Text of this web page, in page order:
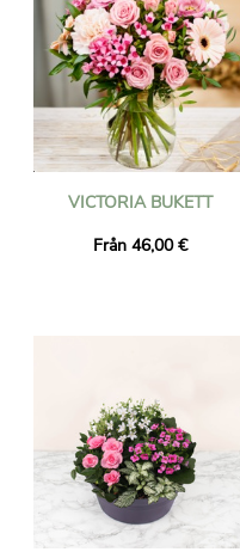
VICTORIA BUKETT
Från 46,00 €